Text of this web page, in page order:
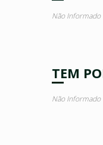
Não Informado
TEM
Não Informado